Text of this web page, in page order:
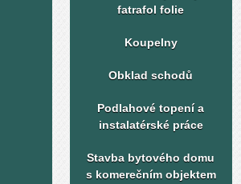
fatrafol folie
Koupelny
Obklad schodů
Podlahové topení a
instalatérské práce
Stavba bytového domu
s komerečním objektem